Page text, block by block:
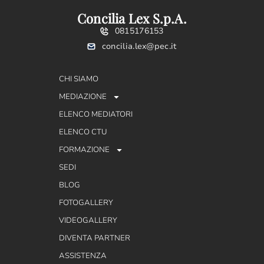
Concilia Lex S.p.A.
0815176153
concilia.lex@pec.it
CHI SIAMO
MEDIAZIONE
ELENCO MEDIATORI
ELENCO CTU
FORMAZIONE
SEDI
BLOG
FOTOGALLERY
VIDEOGALLERY
DIVENTA PARTNER
ASSISTENZA